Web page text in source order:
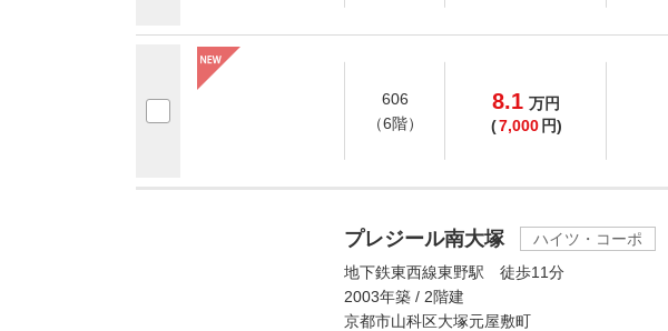
606
（6階）
8.1 万円
(7,000 円)
プレジール南大塚
ハイツ・コーポ
地下鉄東西線東野駅 徒歩11分
2003年築 / 2階建
京都市山科区大塚元屋敷町